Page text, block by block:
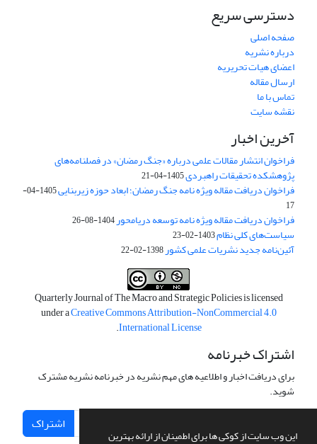
این وب سایت از کوکی ها برای اطمینان از ارائه بهترین
دسترسی سریع
صفحه اصلی
درباره نشریه
اعضای هیات تحریریه
ارسال مقاله
تماس با ما
نقشه سایت
آخرین اخبار
فراخوان انتشار مقالات علمی درباره «جنگ رمضان» در فصلنامه‌های
پژوهشکده تحقیقات راهبردی1405-04-21
فراخوان دریافت مقاله ویژه نامه جنگ رمضان؛ ابعاد حوزه زیربنایی
1405-04-
17
فراخوان دریافت مقاله ویژه نامه توسعه دریامحور1404-08-26
سیاست‌های کلی نظام1403-02-23
آئین‌نامه جدید نشریات علمی کشور1398-02-22
Quarterly Journal of The Macro and Strategic Policies is licensed
under aCreative Commons Attribution-NonCommercial 4.0
International License
.
اشتراک خبرنامه
برای دریافت اخبار و اطلاعیه های مهم نشریه در خبرنامه نشریه مشترک
شوید.
اشتراک